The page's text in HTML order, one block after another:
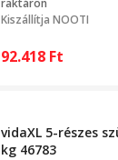
raktáron
Kiszállítja NOOTI
92.418 Ft
vidaXL 5-részes
kg 46783